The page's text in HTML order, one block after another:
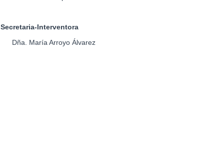
Secretaria-Interventora
Dña. María Arroyo Álvarez